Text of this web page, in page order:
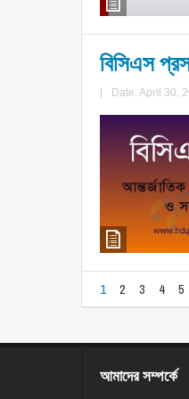
বিসিএস
Date: April 30,
1 2 3 4 5
আমাদের সম্পর্কে